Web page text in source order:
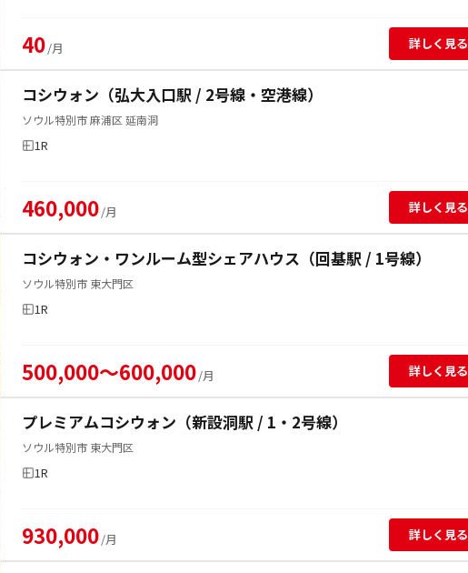
40/月 詳しく見る
コシウォン（弘大入口駅 / 2号線・空港線）
ソウル特別市 麻浦区 延南洞
1R
460,000/月 詳しく見る
コシウォン・ワンルーム型シェアハウス（回基駅 / 1号線）
ソウル特別市 東大門区
1R
500,000～600,000/月 詳しく見る
プレミアムコシウォン（新設洞駅 / 1・2号線）
ソウル特別市 東大門区
1R
930,000/月 詳しく見る